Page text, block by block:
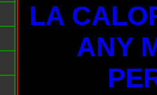
LA
ANY